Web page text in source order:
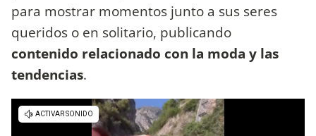
para mostrar momentos junto a sus seres
queridos o en solitario, publicando
contenido relacionado con la moda y las
tendencias.